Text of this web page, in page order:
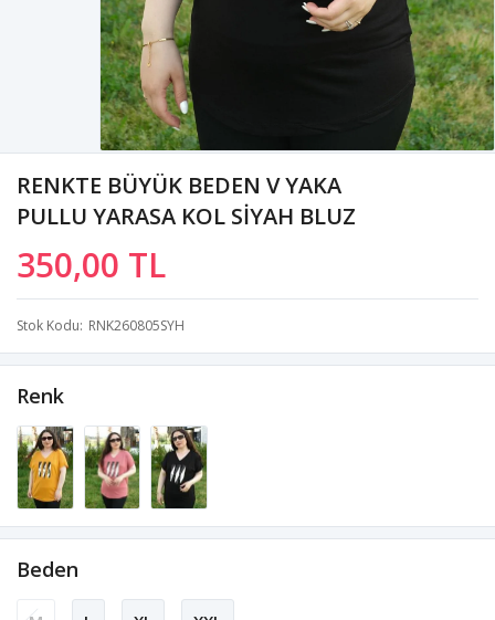
RENKTE BÜYÜK BEDEN V YAKA
PULLU YARASA KOL SİYAH BLUZ
350,00 TL
Stok Kodu RNK260805SYH
Renk
Beden